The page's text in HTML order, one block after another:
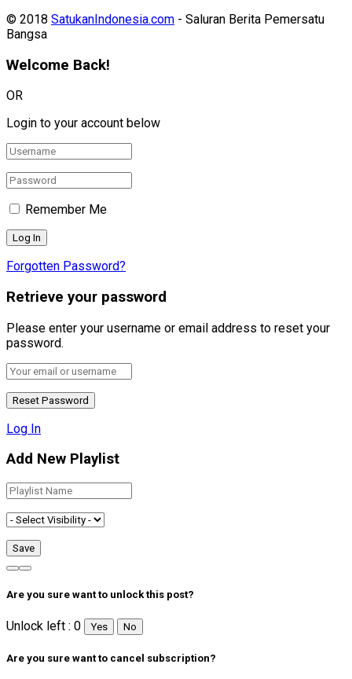
© 2018 SatukanIndonesia.com - Saluran Berita Pemersatu
Bangsa
Welcome Back!
OR
Login to your account below
Remember Me
Forgotten Password?
Retrieve your password
Please enter your username or email address to reset your
password.
Log In
Add New Playlist
Are you sure want to unlock this post?
Unlock left : 0 Yes No
Are you sure want to cancel subscription?